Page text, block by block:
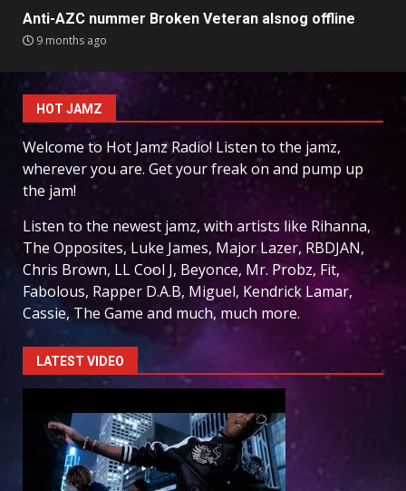
Anti-AZC nummer Broken Veteran alsnog offline
9 months ago
HOT JAMZ
Welcome to Hot Jamz Radio! Listen to the jamz,
wherever you are. Get your freak on and pump up
the jam!
Listen to the newest jamz, with artists like Rihanna,
The Opposites, Luke James, Major Lazer, RBDJAN,
Chris Brown, LL Cool J, Beyonce, Mr. Probz, Fit,
Fabolous, Rapper D.A.B, Miguel, Kendrick Lamar,
Cassie, The Game and much, much more.
LATEST VIDEO